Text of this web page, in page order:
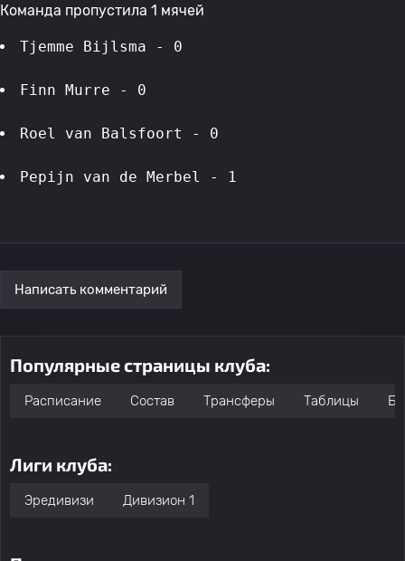
Команда пропустила 1 мячей
Tjemme Bijlsma - 0
Finn Murre - 0
Roel van Balsfoort - 0
Pepijn van de Merbel - 1
Написать комментарий
Популярные страницы клуба:
Расписание Состав Трансферы Таблицы
Лиги клуба:
Эредивизи Дивизион 1